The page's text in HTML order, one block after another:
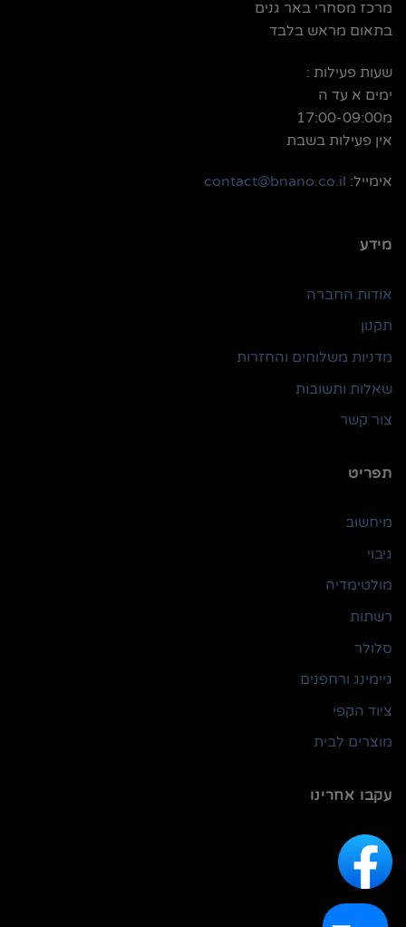
מרכז מסחרי באר גנים
בתאום מראש בלבד
שעות פעילות :
ימים א עד ה
מ17:00-09:00
אין פעילות בשבת
אימייל: contact@bnano.co.il
מידע
אודות החברה
תקנון
מדניות משלוחים והחזרות
שאלות ותשובות
צור קשר
תפריט
מיחשוב
גיבוי
מולטימדיה
רשתות
סלולר
גיימינג ורחפנים
ציוד הקפי
מוצרים לבית
עקבו אחרינו